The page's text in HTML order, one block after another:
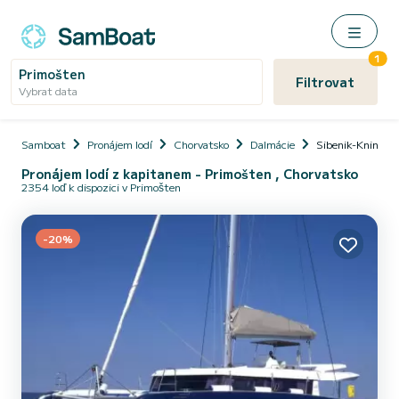
Primošten
Vybrat data Filtrovat
1
Samboat Pronájem lodí Chorvatsko Dalmácie Sibenik-Knin
Pronájem lodí z kapitanem - Primošten , Chorvatsko
2354 loď k dispozici v Primošten
-20%